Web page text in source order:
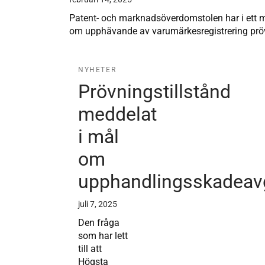
Patent- och marknadsöverdomstolen har i ett
om upphävande av varumärkesregistrering
NYHETER
Prövningstillstånd
meddelat
i mål
om
juli 7, 2025
Den fråga
som har lett
till att
Högsta